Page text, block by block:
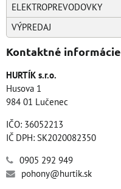
ELEKTROPREVODOVKY
VÝPREDAJ
Kontaktné informácie
HURTÍK s.r.o.
Husova 1
984 01 Lučenec
IČO: 36052213
IČ DPH: SK2020082350
0905 292 949
pohony@hurtik.sk